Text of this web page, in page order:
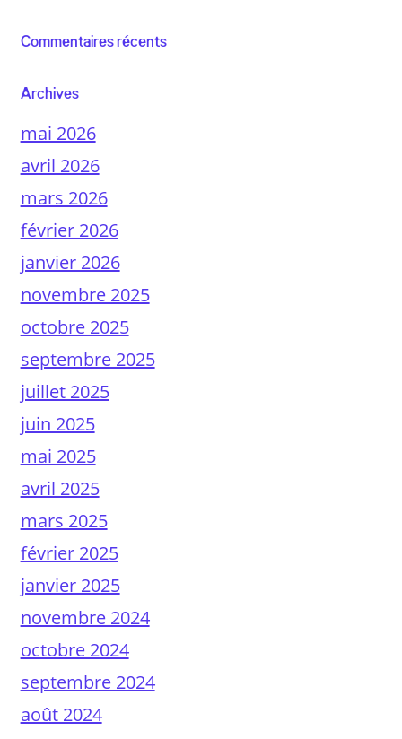
Commentaires récents
Archives
mai 2026
avril 2026
mars 2026
février 2026
janvier 2026
novembre 2025
octobre 2025
septembre 2025
juillet 2025
juin 2025
mai 2025
avril 2025
mars 2025
février 2025
janvier 2025
novembre 2024
octobre 2024
septembre 2024
août 2024